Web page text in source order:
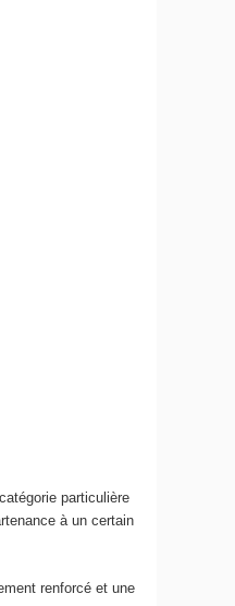
particulière
à un certain
renforcé et une